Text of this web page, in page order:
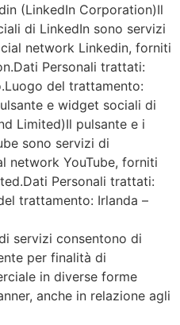
(LinkedIn Corporation)Il
di LinkedIn sono servizi
network Linkedin, forniti
Personali trattati:
del trattamento:
e widget sociali di
Limited)Il pulsante e i
sono servizi di
network YouTube, forniti
Personali trattati:
trattamento: Irlanda –
servizi consentono di
per finalità di
in diverse forme
anche in relazione agli